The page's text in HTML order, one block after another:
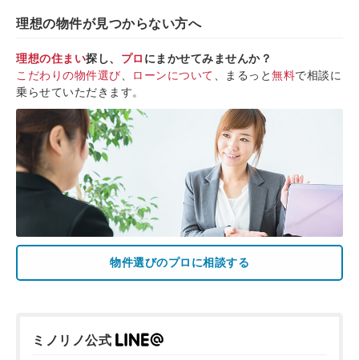
理想の物件が見つからない方へ
理想の住まい探し、 プロ にまかせてみませんか？
こだわりの物件選び
ローンについて 、まるっと無料で相談に
乗らせていただきます。
物件選びのプロに相談する
ミノリノ公式